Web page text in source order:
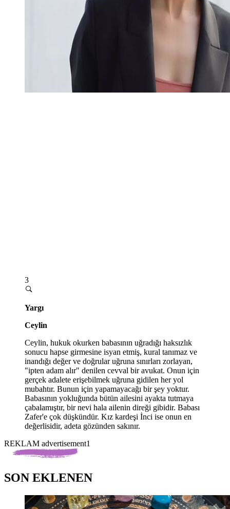
3
Yargı
Ceylin
Ceylin, hukuk okurken babasının uğradığı haksızlık
sonucu hapse girmesine isyan etmiş, kural tanımaz ve
inandığı değer ve doğrular uğruna sınırları zorlayan,
"ipten adam alır" denilen cevval bir avukat. Onun için
gerçek adalete erişebilmek uğruna gidilen her yol
mubahtır. Bunun için yapamayacağı bir şey yoktur.
Babasının yokluğunda bütün ailesini ayakta tutmaya
çabalamıştır, bir nevi hala ailenin direği gibidir. Babası
Zafer'e çok düşkündür. Kız kardeşi İnci ise onun en
değerlisidir, adeta gözünden sakınır.
REKLAM advertisement1
SON EKLENEN